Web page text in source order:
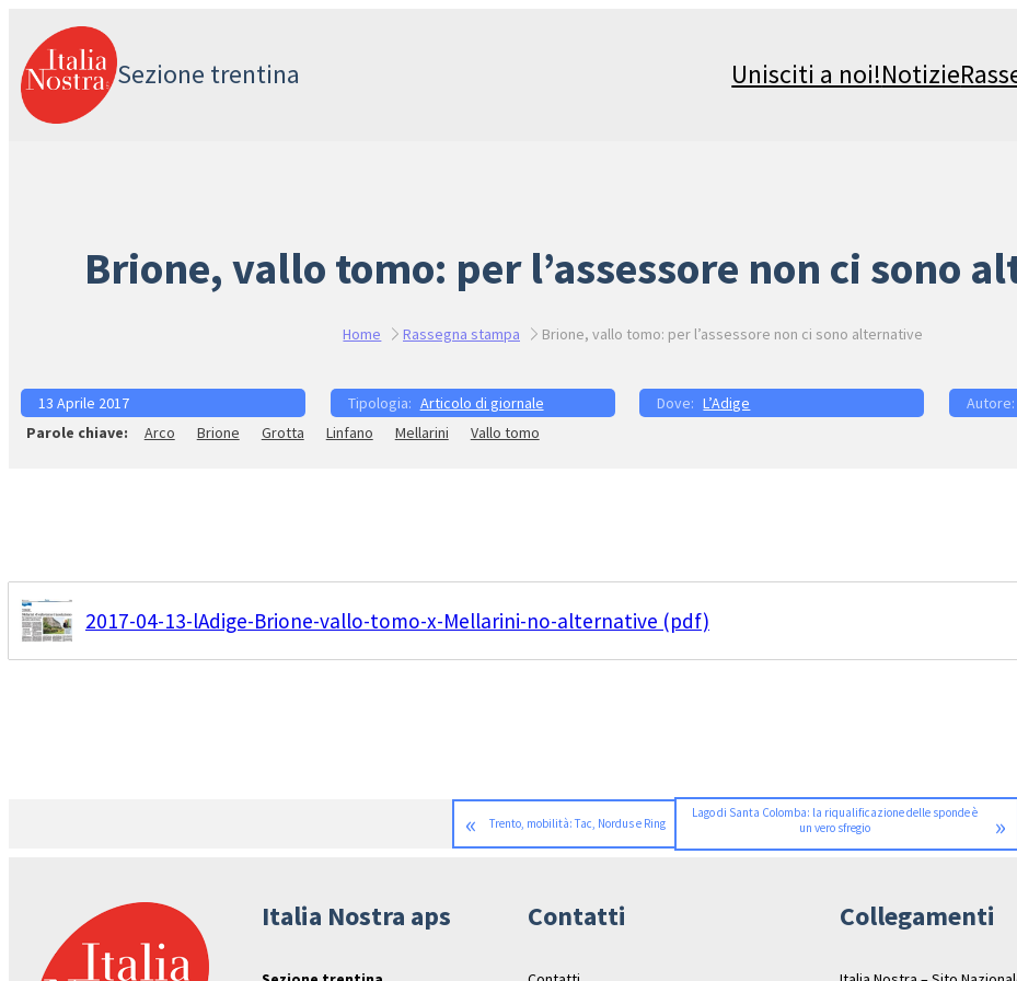
al
contenuto
Sezione trentina Unisciti a noi!Notizie
Brione, vallo tomo: per l’assessore non ci sono
Home Rassegna stampa Brione, vallo tomo: per l’assessore non ci sono alternative
13 Aprile 2017 Articolo di giornale L’Adige
Arco
Brione Grotta Linfano Mellarini Vallo tomo
2017-04-13-lAdige-Brione-vallo-tomo-x-Mellarini-no-alternative (pdf)
« Trento, mobilità: Tac, Nordus e Ring
Lago di Santa Colomba: la riqualificazione delle sponde è
un vero sfregio
»
Italia Nostra aps Contatti Collegamenti